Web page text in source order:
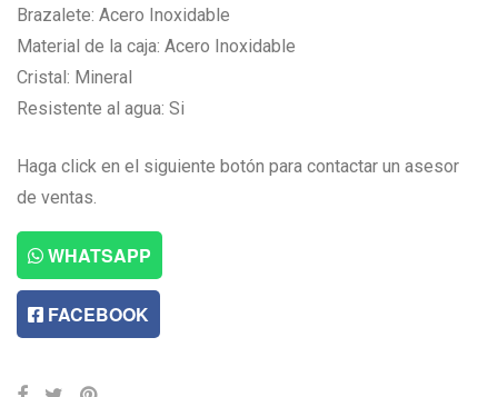
Brazalete: Acero Inoxidable
Material de la caja: Acero Inoxidable
Cristal: Mineral
Resistente al agua: Si
Haga click en el siguiente botón para contactar un asesor
de ventas.
WHATSAPP
FACEBOOK